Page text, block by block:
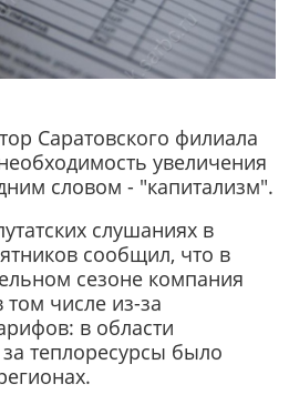
Саратовского филиала
увеличения
словом - "капитализм".
слушаниях в
сообщил, что в
сезоне компания
том числе из-за
в области
теплоресурсы было